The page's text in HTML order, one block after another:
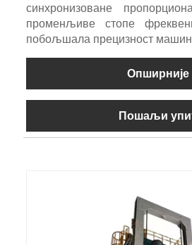
синхронизоване
променљиве стопе
побољшала прецизност
Опширније
Пошаљи